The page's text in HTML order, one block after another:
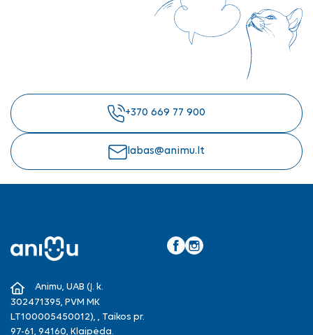
+370 669 77 900
labas@animu.lt
Animu, UAB (Į. k.
302471395, PVM MK
LT100005450012), , Taikos pr.
97-61, 94160, Klaipėda.